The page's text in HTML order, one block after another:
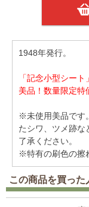
1948年発行。
「記念小型シート
美品！数量限定特
※未使用美品です
たシワ、ツメ跡な
了承ください。
※特有の刷色の擦
この商品を買った